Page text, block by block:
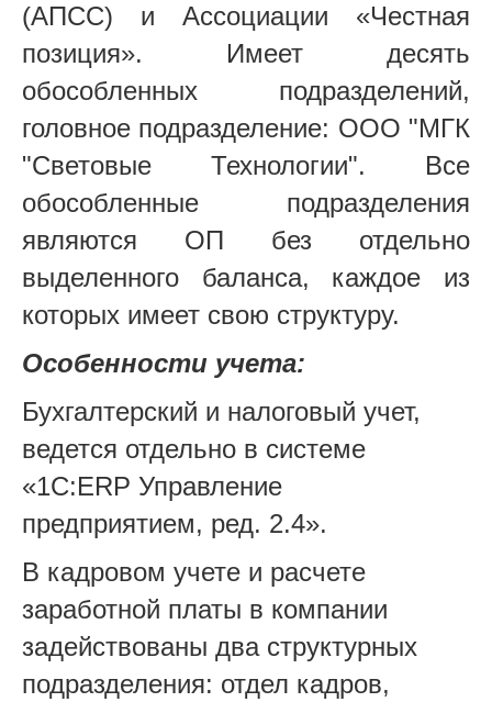
(АПСС) и Ассоциации «Честная
позиция». Имеет десять
обособленных подразделений,
головное подразделение: ООО "МГК
"Световые Технологии". Все
обособленные подразделения
являются ОП без отдельно
выделенного баланса, каждое из
которых имеет свою структуру.
Особенности учета:
Бухгалтерский и налоговый учет,
ведется отдельно в системе
«1С:ERP Управление
предприятием, ред. 2.4».
В кадровом учете и расчете
заработной платы в компании
задействованы два структурных
подразделения: отдел кадров,